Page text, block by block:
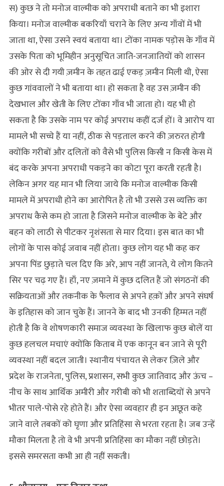
स) कुछ ने तो मनोज वाल्मीक को अपराधी बताने का भी इशारा
किया। मनोज वाल्मीक बकरियाँ चराने के लिए अन्य गाँवों में भी
जाता था, ऐसा उसने स्वयं बताया था। टोंका नामक पड़ोस के गाँव में
उसके पिता को भूमिहीन अनुसूचित जाति-जनजातियों को शासन
की ओर से दी गयी ज़मीन के तहत ढाई एकड़ ज़मीन मिली थी, ऐसा
कुछ गांववालों ने भी बताया था। हो सकता है वह उस ज़मीन की
देखभाल और खेती के लिए टोंका गाँव भी जाता हो। यह भी हो
सकता है कि उसके नाम पर कोई अपराध कहीं दर्ज हों। वे आरोप या
मामले भी सच्चे हैं या नहीं, ठीक से पड़ताल करने की ज़रुरत होगी
क्योंकि गरीबों और दलितों को वैसे भी पुलिस किसी न किसी केस में
बंद करके अपना अपराधी पकड़ने का कोटा पूरा करती रहती है।
लेकिन अगर यह मान भी लिया जाये कि मनोज वाल्मीक किसी
मामले में अपराधी होने का आरोपित है तो भी उससे उस व्यक्ति का
अपराध कैसे कम हो जाता है जिसने मनोज वाल्मीक के बेटे और
बहन को लाठी से पीटकर नृशंसता से मार दिया। इस बात का भी
लोगों के पास कोई जवाब नहीं होता। कुछ लोग यह भी कह कर
अपना पिंड छुड़ाते चल दिए कि अरे, आप नहीं जानते, ये लोग कितने
सिर पर चढ़ गए हैं। हाँ, नए ज़माने में कुछ दलित हैं जो संगठनों की
सक्रियताओं और तकनीक के फैलाव से अपने हक़ों और अपने संघर्ष
के इतिहास को जान चुके हैं। जानने के बाद भी उनकी हिम्मत नहीं
होती है कि वे शोषणकारी समाज व्यवस्था के खिलाफ कुछ बोलें या
कुछ हलचल मचाएं क्योंकि किताब में एक कानून बन जाने से पूरी
व्यवस्था नहीं बदल जाती। स्थानीय पंचायत से लेकर ज़िले और
प्रदेश के राजनेता, पुलिस, प्रशासन, सभी कुछ जातिवाद और ऊंच –
नीच के साथ आर्थिक अमीरी और गरीबी को भी शताब्दियों से अपने
भीतर पाले-पोसे रहे होते हैं। और ऐसा व्यवहार ही इन अछूत कहे
जाने वाले तबकों को घृणा और प्रतिहिंसा से भरता रहता है। जब उन्हें
मौका मिलता है तो वे भी अपनी प्रतिहिंसा का मौका नहीं छोड़ते।
इससे समरसता कभी आ ही नहीं सकती।